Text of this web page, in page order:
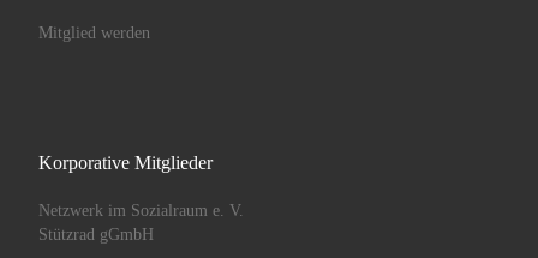
Mitglied werden
Korporative Mitglieder
Netzwerk im Sozialraum e. V.
Stützrad gGmbH